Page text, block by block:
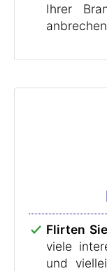
Ihrer
Flirten
viele
und